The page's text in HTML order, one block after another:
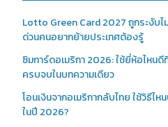
Lotto Green Card 2027 ถูกระงับไ
ด่วนคนอยากย้ายประเทศต้องรู้
ซิมการ์ดอเมริกา 2026: ใช้ยี่ห้อไหน
ครบจบในบทความเดียว
โอนเงินจากอเมริกากลับไทย ใช้วิธีไ
ในปี 2026?